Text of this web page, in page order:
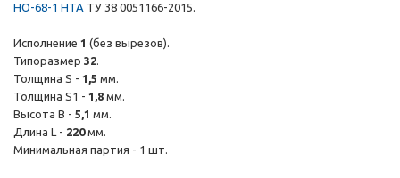
НО-68-1 НТА ТУ 38 0051166-2015.
Исполнение 1 (без вырезов).
Типоразмер 32.
Толщина S - 1,5 мм.
Толщина S1 - 1,8 мм.
Высота B - 5,1 мм.
Длина L - 220мм.
Минимальная партия - 1 шт.